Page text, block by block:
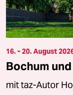
16. - 20. August
Bochum
mit taz-Autor